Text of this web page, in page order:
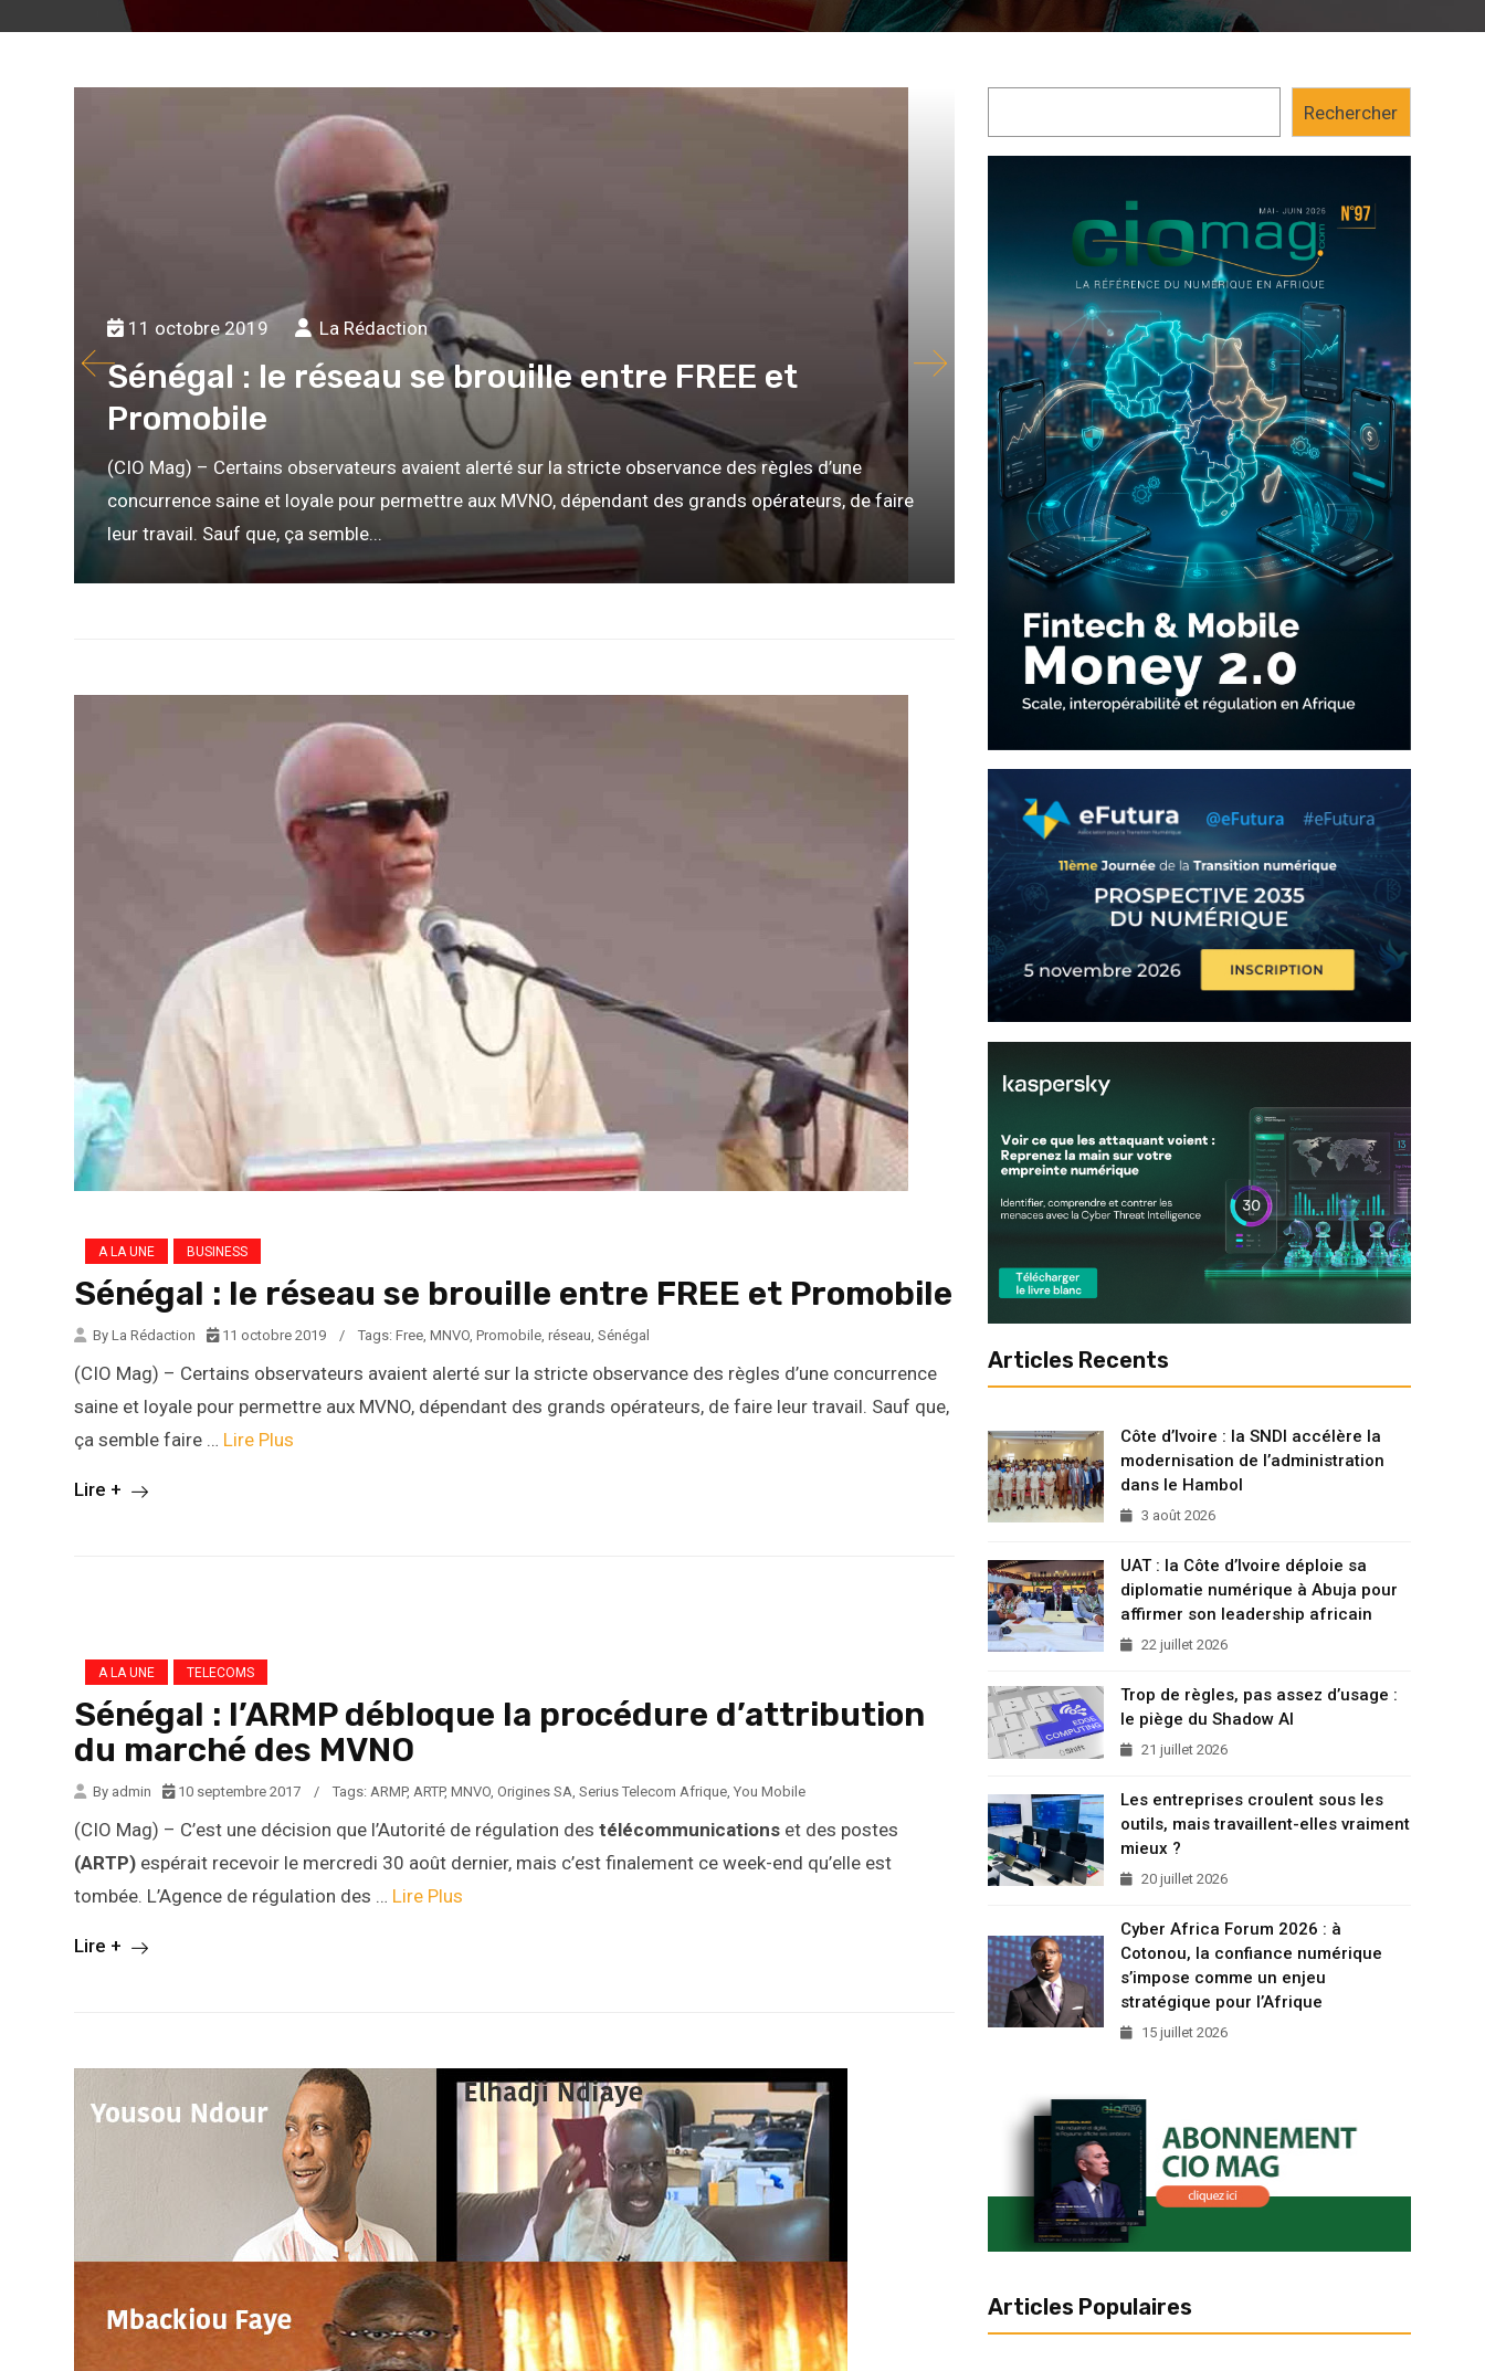
11 octobre 2019 La Rédaction
Sénégal : le réseau se brouille entre FREE et
Promobile
(CIO Mag) – Certains observateurs avaient alerté sur la stricte observance des règles d’une
concurrence saine et loyale pour permettre aux MVNO, dépendant des grands opérateurs, de faire
leur travail. Sauf que, ça semble...
postes
(ARTP)espérait recevoir le mercredi 30 août
qu’elle est tombée. L’Agence de régulation...
A LA UNE BUSINESS
Sénégal : le réseau se brouille entre FREE et Promobile
By La Rédaction 11 octobre 2019 / Tags: Free, MNVO, Promobile, réseau, Sénégal
(CIO Mag) – Certains observateurs avaient alerté sur la stricte observance des règles d’une concurrence
saine et loyale pour permettre aux MVNO, dépendant des grands opérateurs, de faire leur travail. Sauf que,
ça semble faire … Lire Plus
Lire +
A LA UNE TELECOMS
Sénégal : l’ARMP débloque la procédure d’attribution
du marché des MVNO
By admin 10 septembre 2017 / Tags: ARMP, ARTP, MNVO, Origines SA, Serius Telecom Afrique, You Mobile
(CIO Mag) – C’est une décision que l’Autorité de régulation des télécommunications et des postes
(ARTP) espérait recevoir le mercredi 30 août dernier, mais c’est finalement ce week-end qu’elle est
tombée. L’Agence de régulation des … Lire Plus
Lire +
Rechercher
Articles Recents
Côte d’Ivoire : la SNDI accélère la
modernisation de l’administration
dans le Hambol
3 août 2026
UAT : la Côte d’Ivoire déploie sa
diplomatie numérique à Abuja pour
affirmer son leadership africain
22 juillet 2026
Trop de règles, pas assez d’usage :
le piège du Shadow AI
21 juillet 2026
Les entreprises croulent sous les
outils, mais travaillent-elles vraiment
mieux ?
20 juillet 2026
Cyber Africa Forum 2026 : à
Cotonou, la confiance numérique
s’impose comme un enjeu
stratégique pour l’Afrique
15 juillet 2026
Articles Populaires